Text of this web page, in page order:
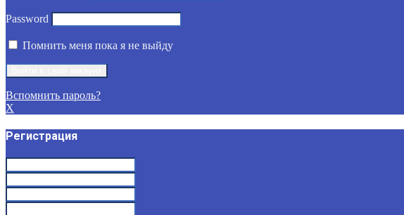
Password
Помнить меня пока я не выйду
Вспомнить пароль?
X
Регистрация